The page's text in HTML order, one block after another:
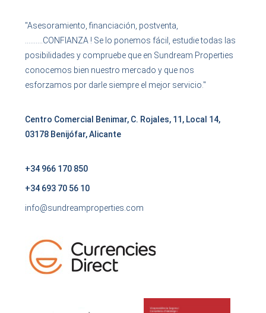
"Asesoramiento, financiación, postventa,
……….CONFIANZA ! Se lo ponemos fácil, estudie todas las
posibilidades y compruebe que en Sundream Properties
conocemos bien nuestro mercado y que nos
esforzamos por darle siempre el mejor servicio."
Centro Comercial Benimar, C. Rojales, 11, Local 14,
03178 Benijófar, Alicante
+34 966 170 850
+34 693 70 56 10
info@sundreamproperties.com